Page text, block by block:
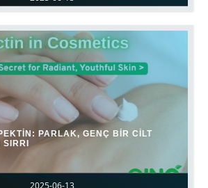
2025-06-13
PARLAK, GENÇ BIR CILT
SIRRI